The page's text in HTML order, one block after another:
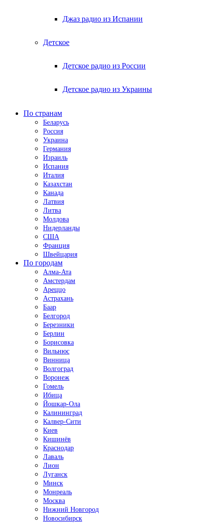
Джаз радио из Испании
Детское
Детское радио из России
Детское радио из Украины
По странам
Беларусь
Россия
Украина
Германия
Израиль
Испания
Италия
Казахстан
Канада
Латвия
Литва
Молдова
Нидерланды
США
Франция
Швейцария
По городам
Алма-Ата
Амстердам
Ареццо
Астрахань
Баар
Белгород
Березники
Берлин
Борисовка
Вильнюс
Винница
Волгоград
Воронеж
Гомель
Ибица
Йошкар-Ола
Калининград
Калвер-Сити
Киев
Кишинёв
Краснодар
Лаваль
Лион
Луганск
Минск
Монреаль
Москва
Нижний Новгород
Новосибирск